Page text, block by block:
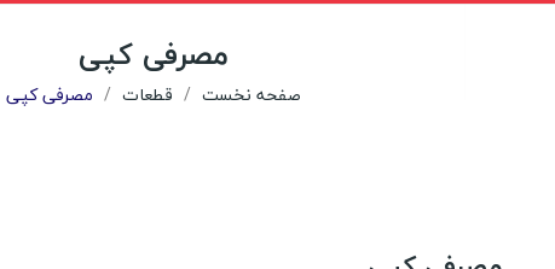
مصرفی کپی
صفحه نخست قطعات مصرفی کپی